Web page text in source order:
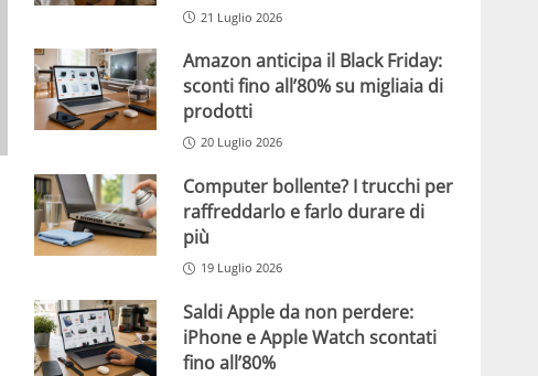
21 Luglio 2026
Amazon anticipa il Black Friday:
sconti fino all’80% su migliaia di
prodotti
20 Luglio 2026
Computer bollente? I trucchi per
raffreddarlo e farlo durare di
più
19 Luglio 2026
Saldi Apple da non perdere:
iPhone e Apple Watch scontati
fino all’80%